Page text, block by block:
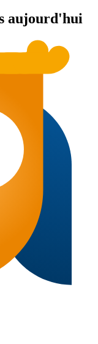
aujourd'hui